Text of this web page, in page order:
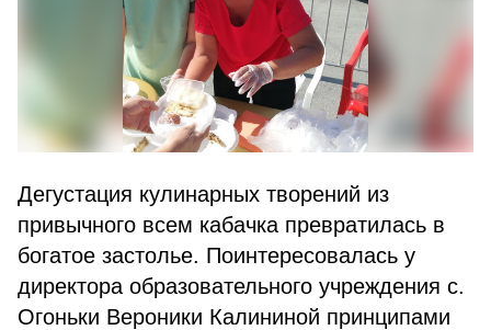
Дегустация кулинарных творений из
привычного всем кабачка превратилась в
богатое застолье. Поинтересовалась у
директора образовательного учреждения с.
Огоньки Вероники Калининой принципами